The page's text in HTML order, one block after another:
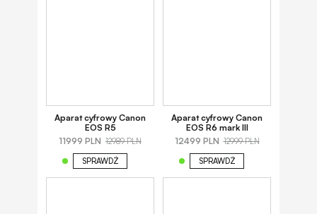
Aparat cyfrowy Canon
EOS R5
11999 PLN 12989 PLN
SPRAWDŹ
Aparat cyfrowy Canon
EOS R6 mark III
12499 PLN 12999 PLN
SPRAWDŹ